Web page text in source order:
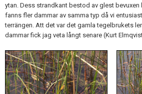
ytan. Dess strandkant bestod av glest bevuxen
fanns fler dammar av samma typ då vi
terrängen. Att det var det gamla tegelbrukets
dammar fick jag veta långt senare (Kurt